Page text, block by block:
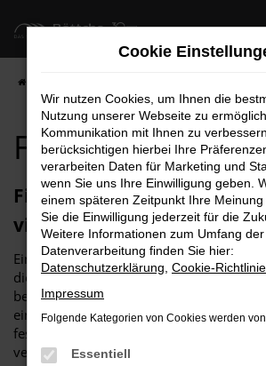
Zum
springen
Fiat 500
Fiat 500 Neuwagen –
vier Rädern
Ein Fiat 500 Neuwagen ist in puncto
die beste Wahl, die Sie treffen können.
besteht darin, dass all Ihr Wünsche und
ein perfektes Fahrzeug Berücksichtigung
festlegen, was Ihr Fiat 500 Neuwagen
verzichtbar ist. Selbiges gilt natürlich
Cookie
Wir nutzen Cookies, um Ihnen die
Nutzung unserer Webseite zu
Kommunikation mit Ihnen zu
berücksichtigen hierbei Ihre
verarbeiten Daten für Marketing und
wenn Sie uns Ihre Einwilligung geben.
einem späteren Zeitpunkt Ihre
Sie die Einwilligung jederzeit für die
Weitere Informationen zum Umfang der
Datenverarbeitung finden Sie hier:
Datenschutzerklärung Cookie-Richtlinie
Impressum
Folgende Kategorien von Cookies werden
Essentiell